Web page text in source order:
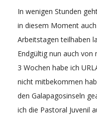
In wenigen Stunden
in diesem Moment
Arbeitstagen teilhaben
Endgültig nun auch
3 Wochen habe ich
nicht mitbekommen
den Galapagosinseln
ich die Pastoral Juvenil